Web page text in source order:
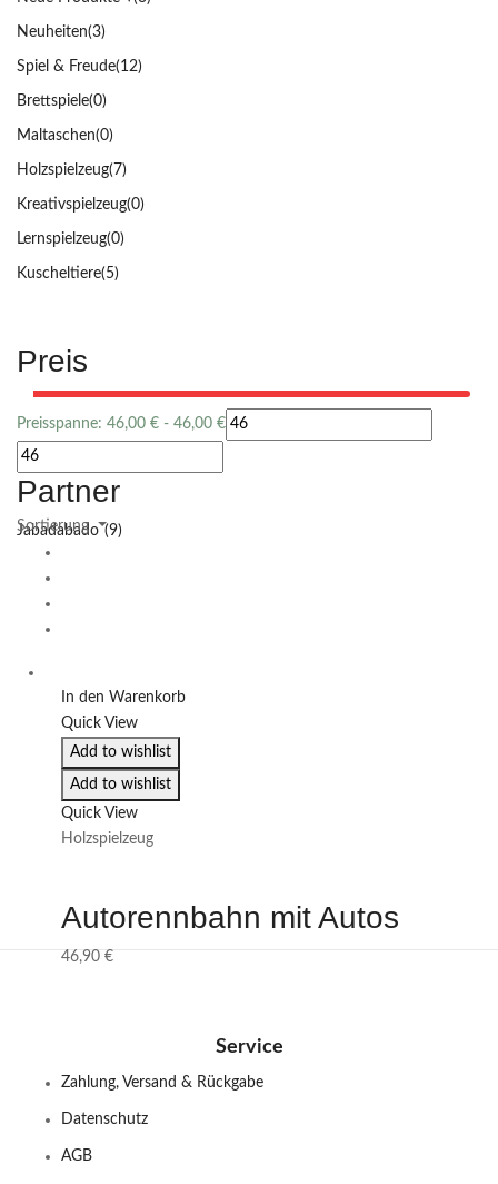
Neuheiten(3)
Spiel & Freude(12)
Brettspiele(0)
Maltaschen(0)
Holzspielzeug(7)
Kreativspielzeug(0)
Lernspielzeug(0)
Kuscheltiere(5)
Preis
Preisspanne: 46,00 € - 46,00 €
Partner
Jabadabado (9)
In den Warenkorb
Quick View
Add to wishlist
Add to wishlist
Quick View
Holzspielzeug
Autorennbahn mit Autos
46,90 €
Service
Zahlung, Versand & Rückgabe
Datenschutz
AGB